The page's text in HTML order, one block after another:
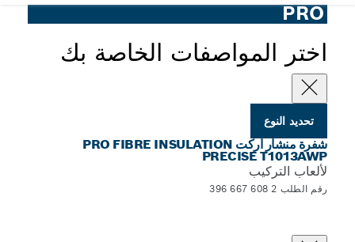
PRO
اختر المواصفات الخاصة بك
تحديد النوع
شفرة منشار اركت PRO FIBRE INSULATION
PRECISE T1013AWP
لألعاب التركيب
رقم الطلب 2 608 667 396